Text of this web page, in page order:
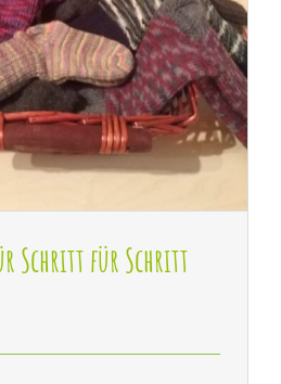
für Schritt für Schritt
Schritt für Schritt